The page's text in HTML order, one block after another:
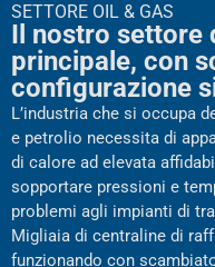
SETTORE OIL & GAS
Il nostro settore
principale, con
configurazione
L’industria che si occupa
e petrolio necessita di
di calore ad elevata
sopportare pressioni e
problemi agli impianti di
Migliaia di centraline di
funzionando con